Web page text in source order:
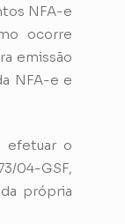
NFA-e
ocorre
emissão
NFA-e e
efetuar o
04-GSF,
própria